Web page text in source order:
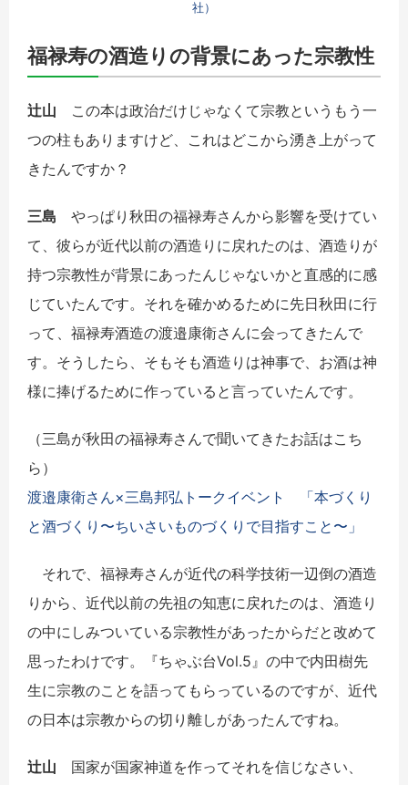
社）
福禄寿の酒造りの背景にあった宗教性
辻山 この本は政治だけじゃなくて宗教というもう一
つの柱もありますけど、これはどこから湧き上がって
きたんですか？
三島 やっぱり秋田の福禄寿さんから影響を受けてい
て、彼らが近代以前の酒造りに戻れたのは、酒造りが
持つ宗教性が背景にあったんじゃないかと直感的に感
じていたんです。それを確かめるために先日秋田に行
って、福禄寿酒造の渡邉康衛さんに会ってきたんで
す。そうしたら、そもそも酒造りは神事で、お酒は神
様に捧げるために作っていると言っていたんです。
（三島が秋田の福禄寿さんで聞いてきたお話はこち
ら）
渡邉康衛さん×三島邦弘トークイベント 「本づくり
と酒づくり〜ちいさいものづくりで目指すこと〜」
それで、福禄寿さんが近代の科学技術一辺倒の酒造
りから、近代以前の先祖の知恵に戻れたのは、酒造り
の中にしみついている宗教性があったからだと改めて
思ったわけです。『ちゃぶ台Vol.5』の中で内田樹先
生に宗教のことを語ってもらっているのですが、近代
の日本は宗教からの切り離しがあったんですね。
辻山 国家が国家神道を作ってそれを信じなさい、